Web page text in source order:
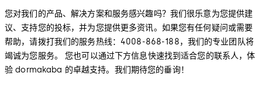
您对我们的产品、解决方案和服务感兴趣吗？我们很乐意为您提供建
议、支持您的投标，并为您提供更多资讯。如果您有任何疑问或需要
帮助，请拨打我们的服务热线：4008-868-188，我们的专业团队将
竭诚为您服务。 您也可以通过下方信息快速找到适合您的联系人，体
验 dormakaba 的卓越支持。我们期待您的垂询！